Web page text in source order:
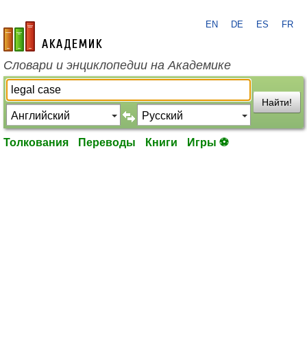
academic.ru
EN DE ES FR
Словари и энциклопедии на Академике
Найти!
Толкования Переводы Книги Игры ⚽